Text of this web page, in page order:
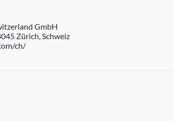
GmbH
Zürich, Schweiz
ch/